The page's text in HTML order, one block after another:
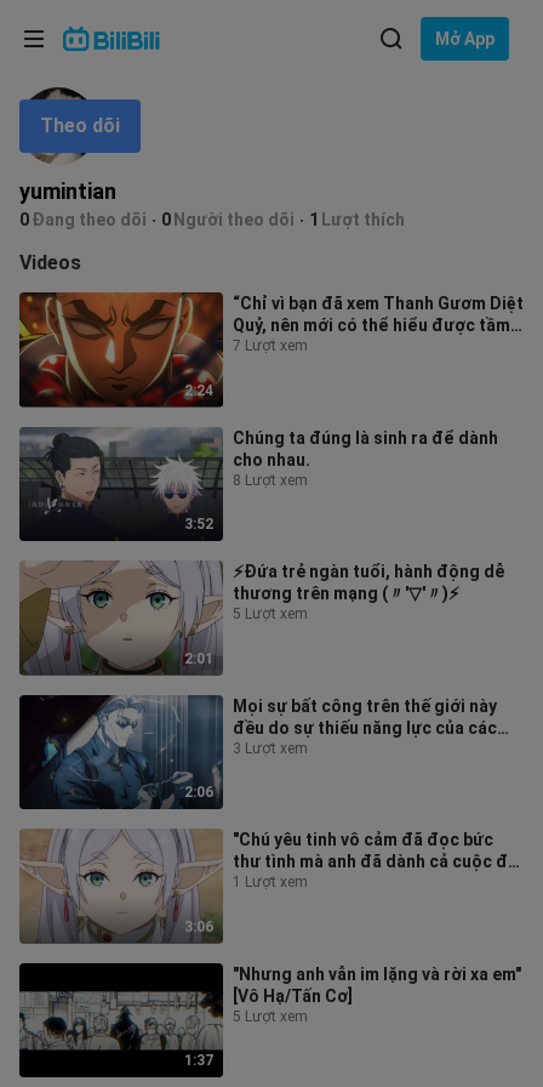
Mở App
yumintian
0Đang theo dõi 0 Người theo dõi 1 Lượt thích
Theo dõi
Videos
2:24
“Chỉ vì bạn đã xem Thanh Gươm Diệt
Quỷ, nên mới có thể hiểu được tầm
quan trọng của video này.....”
7 Lượt xem
3:52
Chúng ta đúng là sinh ra để dành
cho nhau.
8 Lượt xem
2:01
⚡Đứa trẻ ngàn tuổi, hành động dễ
thương trên mạng (〃'▽'〃)⚡
5 Lượt xem
2:06
Mọi sự bất công trên thế giới này
đều do sự thiếu năng lực của các
bên liên quan.
3 Lượt xem
3:06
"Chú yêu tinh vô cảm đã đọc bức
thư tình mà anh đã dành cả cuộc đời
để viết"
1 Lượt xem
1:37
"Nhưng anh vẫn im lặng và rời xa em"
[Vô Hạ/Tấn Cơ]
5 Lượt xem
Ngôn ngữ: Tiếng Việt
Lựa chọn ngôn ngữ
English
ภาษาไทย
Tiếng Việt
Bahasa Melayu